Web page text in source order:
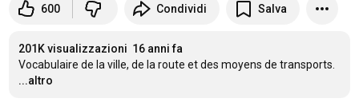
600 Condividi Salva
201K visualizzazioni 16 anni fa
Vocabulaire de la ville, de la route et des moyens de transports.
...altro